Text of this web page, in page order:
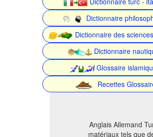
Dictionnaire
Dictionnaire des
Dictionnaire
Glossaire
Recettes
Anglais Allemand
matériaux tels que